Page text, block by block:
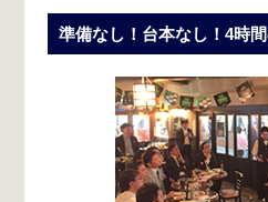
準備なし！台本なし！4時